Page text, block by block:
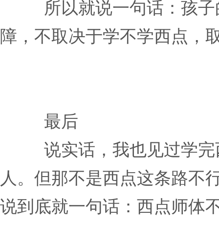
所以就说一句话：孩
障，不取决于学不学西点，
最后
说实话，我也见过学
人。但那不是西点这条路不
说到底就一句话：西点师体